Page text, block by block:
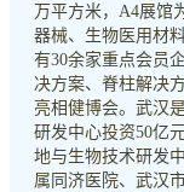
万平方米，A4展馆
器械、生物医用材
有30余家重点会员
决方案、脊柱解决
亮相健博会。武汉
研发中心投资50亿
地与生物技术研发
属同济医院、武汉